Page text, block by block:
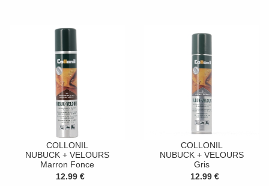
COLLONIL
NUBUCK + VELOURS
Marron Fonce
12.99 €
COLLONIL
NUBUCK + VELOURS
Gris
12.99 €